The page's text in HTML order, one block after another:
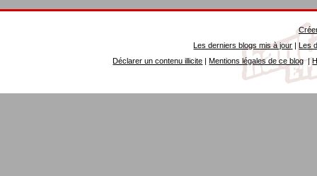
Les derniers blogs mis à jour |Les
Déclarer un contenu illicite |Mentions légales de ce blog|